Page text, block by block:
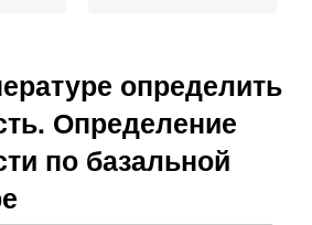
определить
Определение
по базальной